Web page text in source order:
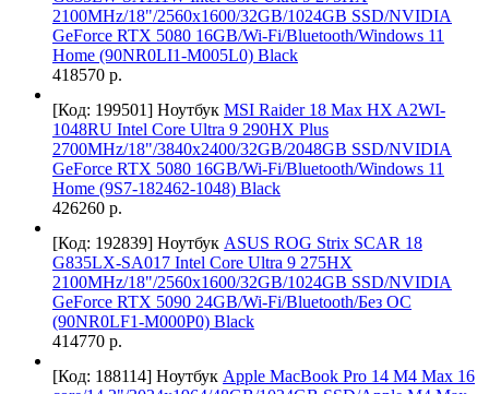
2100MHz/18"/2560х1600/32GB/1024GB SSD/NVIDIA
GeForce RTX 5080 16GB/Wi-Fi/Bluetooth/Windows 11
Home (90NR0LI1-M005L0) Black
418570 р.
[Код: 199501] Ноутбук MSI Raider 18 Max HX A2WI-
1048RU Intel Core Ultra 9 290HX Plus
2700MHz/18"/3840x2400/32GB/2048GB SSD/NVIDIA
GeForce RTX 5080 16GB/Wi-Fi/Bluetooth/Windows 11
Home (9S7-182462-1048) Black
426260 р.
[Код: 192839] Ноутбук ASUS ROG Strix SCAR 18
G835LX-SA017 Intel Core Ultra 9 275HX
2100MHz/18"/2560х1600/32GB/1024GB SSD/NVIDIA
GeForce RTX 5090 24GB/Wi-Fi/Bluetooth/Без ОС
(90NR0LF1-M000P0) Black
414770 р.
[Код: 188114] Ноутбук Apple MacBook Pro 14 M4 Max 16